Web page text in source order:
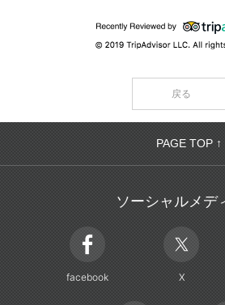
戻る
PAGE TOP ↑
ソーシャルメデ
facebook X